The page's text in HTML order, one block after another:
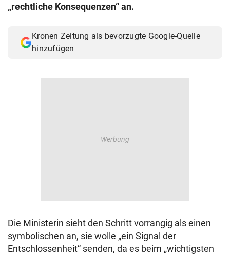
„rechtliche Konsequenzen“ an.
Kronen Zeitung als bevorzugte Google-Quelle
hinzufügen
Die Ministerin sieht den Schritt vorrangig als einen
symbolischen an, sie wolle „ein Signal der
Entschlossenheit“ senden, da es beim „wichtigsten